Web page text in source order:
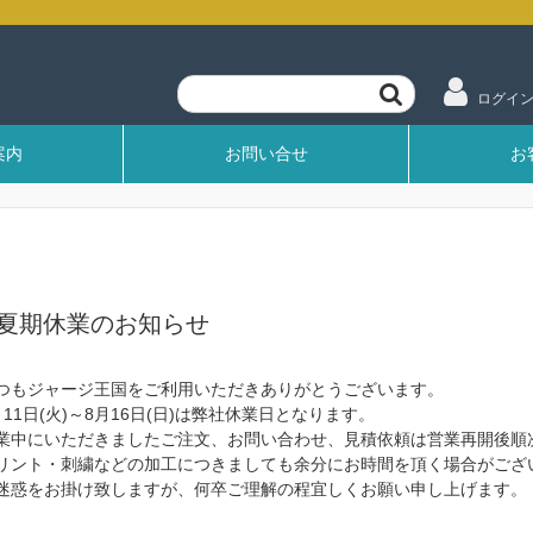
ログイン
内 お問い合せ お
期休業のお知らせ
もジャージ王国をご利用いただきありがとうございます。
日(火)～8月16日(日)は弊社休業日となります。
中にいただきましたご注文、お問い合わせ、見積依頼は営業再開後
ント・刺繍などの加工につきましても余分にお時間を頂く場合がござ
惑をお掛け致しますが、何卒ご理解の程宜しくお願い申し上げます。